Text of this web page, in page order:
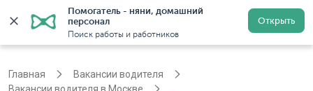
Помогатель - няни, домашний
персонал
Поиск работы и работников
Открыть
Регистрация
Главная
Вакансии водителя